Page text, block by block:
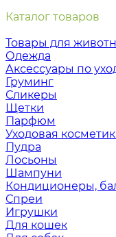
Каталог товаров
Товары для
Одежда
Аксессуары по
Груминг
Сликеры
Щетки
Парфюм
Уходовая
Пудра
Лосьоны
Шампуни
Кондиционеры,
Спреи
Игрушки
Для кошек